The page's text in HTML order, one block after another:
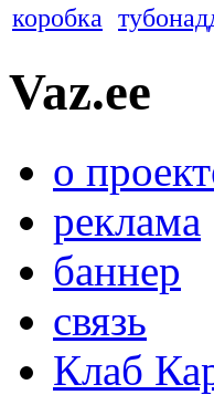
коробка
Vaz.ee
о
реклама
баннер
связь
Клаб